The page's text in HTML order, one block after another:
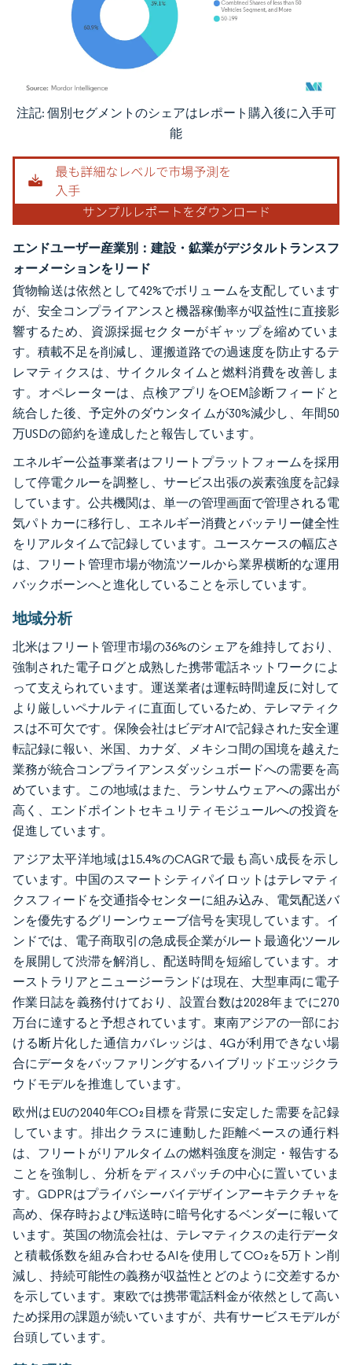
画像 © Mordor Intelligence。再利用にはCC BY 4.0の表示が必要です。
注記: 個別セグメントのシェアはレポート購入後に入手可
能
エンドユーザー産業別：建設・鉱業がデジタルトランスフ
ォーメーションをリード
貨物輸送は依然として42%でボリュームを支配しています
が、安全コンプライアンスと機器稼働率が収益性に直接影
響するため、資源採掘セクターがギャップを縮めていま
す。積載不足を削減し、運搬道路での過速度を防止するテ
レマティクスは、サイクルタイムと燃料消費を改善しま
す。オペレーターは、点検アプリをOEM診断フィードと
統合した後、予定外のダウンタイムが30%減少し、年間50
万USDの節約を達成したと報告しています。
エネルギー公益事業者はフリートプラットフォームを採用
して停電クルーを調整し、サービス出張の炭素強度を記録
しています。公共機関は、単一の管理画面で管理される電
気パトカーに移行し、エネルギー消費とバッテリー健全性
をリアルタイムで記録しています。ユースケースの幅広さ
は、フリート管理市場が物流ツールから業界横断的な運用
バックボーンへと進化していることを示しています。
地域分析
北米はフリート管理市場の36%のシェアを維持しており、
強制された電子ログと成熟した携帯電話ネットワークによ
って支えられています。運送業者は運転時間違反に対して
より厳しいペナルティに直面しているため、テレマティク
スは不可欠です。保険会社はビデオAIで記録された安全運
転記録に報い、米国、カナダ、メキシコ間の国境を越えた
業務が統合コンプライアンスダッシュボードへの需要を高
めています。この地域はまた、ランサムウェアへの露出が
高く、エンドポイントセキュリティモジュールへの投資を
促進しています。
アジア太平洋地域は15.4%のCAGRで最も高い成長を示し
ています。中国のスマートシティパイロットはテレマティ
クスフィードを交通指令センターに組み込み、電気配送バ
ンを優先するグリーンウェーブ信号を実現しています。イ
ンドでは、電子商取引の急成長企業がルート最適化ツール
を展開して渋滞を解消し、配送時間を短縮しています。オ
ーストラリアとニュージーランドは現在、大型車両に電子
作業日誌を義務付けており、設置台数は2028年までに270
万台に達すると予想されています。東南アジアの一部にお
ける断片化した通信カバレッジは、4Gが利用できない場
合にデータをバッファリングするハイブリッドエッジクラ
ウドモデルを推進しています。
欧州はEUの2040年CO₂目標を背景に安定した需要を記録
しています。排出クラスに連動した距離ベースの通行料
は、フリートがリアルタイムの燃料強度を測定・報告する
ことを強制し、分析をディスパッチの中心に置いていま
す。GDPRはプライバシーバイデザインアーキテクチャを
高め、保存時および転送時に暗号化するベンダーに報いて
います。英国の物流会社は、テレマティクスの走行データ
と積載係数を組み合わせるAIを使用してCO₂を5万トン削
減し、持続可能性の義務が収益性とどのように交差するか
を示しています。東欧では携帯電話料金が依然として高い
ため採用の課題が続いていますが、共有サービスモデルが
台頭しています。